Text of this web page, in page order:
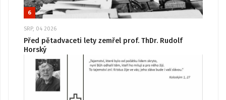
6
SRP, 04 2026
Před pětadvaceti lety zemřel prof. ThDr. Rudolf
Horský